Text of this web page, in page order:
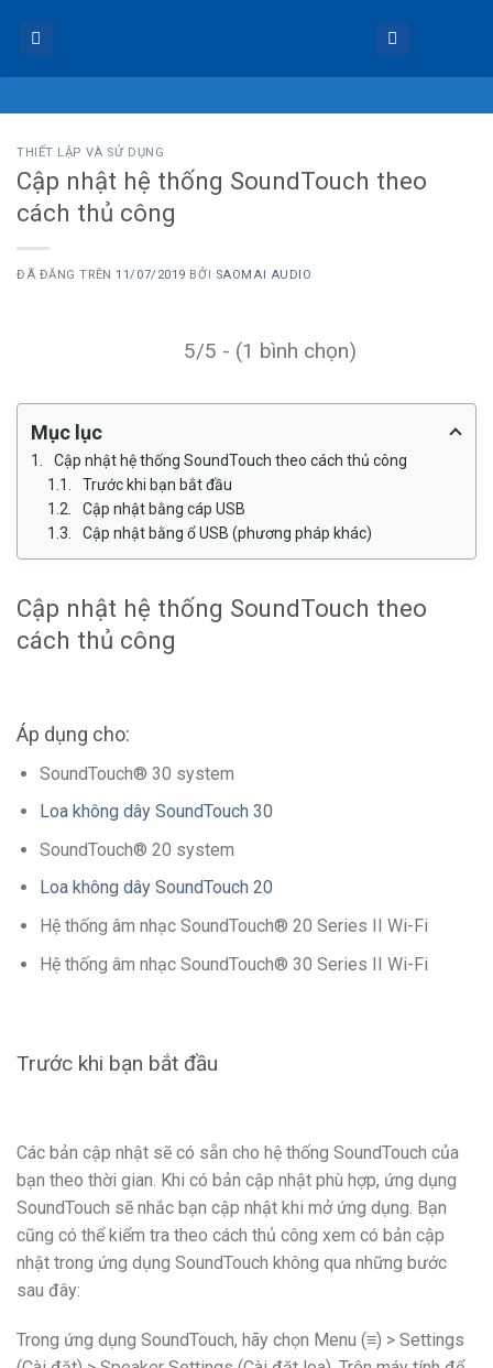
THIẾT LẬP VÀ SỬ DỤNG
Cập nhật hệ thống SoundTouch theo
cách thủ công
ĐÃ ĐĂNG TRÊN 11/07/2019 BỞI SAOMAI AUDIO
5/5 - (1 bình chọn)
Mục lục
Cập nhật hệ thống SoundTouch theo cách thủ công
Trước khi bạn bắt đầu
Cập nhật bằng cáp USB
Cập nhật bằng ổ USB (phương pháp khác)
Cập nhật hệ thống SoundTouch theo
cách thủ công
Áp dụng cho:
SoundTouch® 30 system
Loa không dây SoundTouch 30
SoundTouch® 20 system
Loa không dây SoundTouch 20
Hệ thống âm nhạc SoundTouch® 20 Series II Wi-Fi
Hệ thống âm nhạc SoundTouch® 30 Series II Wi-Fi
Trước khi bạn bắt đầu
Các bản cập nhật sẽ có sẵn cho hệ thống SoundTouch của
bạn theo thời gian. Khi có bản cập nhật phù hợp, ứng dụng
SoundTouch sẽ nhắc bạn cập nhật khi mở ứng dụng. Bạn
cũng có thể kiểm tra theo cách thủ công xem có bản cập
nhật trong ứng dụng SoundTouch không qua những bước
sau đây:
Trong ứng dụng SoundTouch, hãy chọn Menu (≡) > Settings